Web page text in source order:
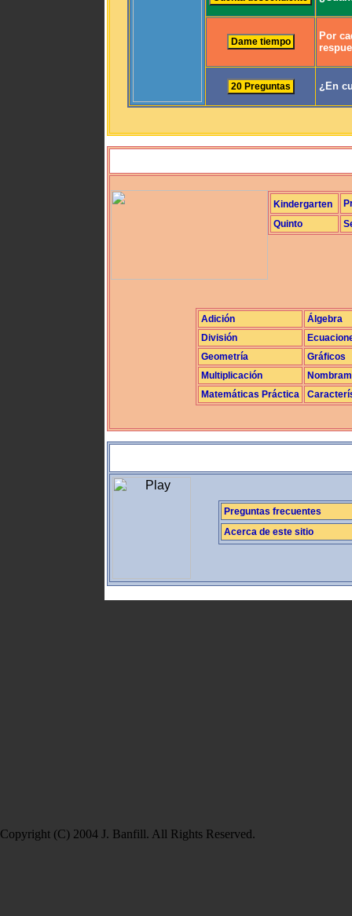
Por
¿En
Kindergarten
Quinto
Adición
Álgebra
División
Geometría
Gráficos
Multiplicación
Matemáticas Práctica
Preguntas frecuentes
Acerca de este sitio
Copyright (C) 2004 J. Banfill. All Rights Reserved.